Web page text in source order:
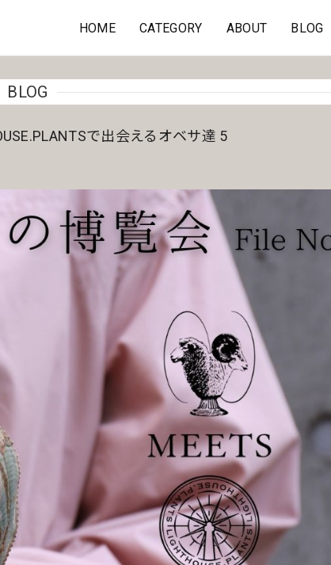
HOME CATEGORY ABOUT BLOG
BLOG
で出会えるオベサ達 5